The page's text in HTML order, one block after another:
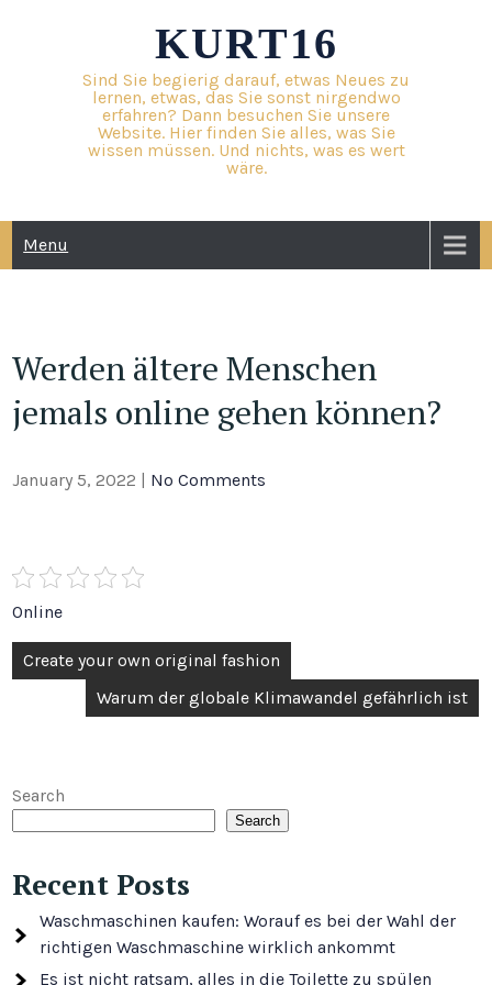
KURT16
Sind Sie begierig darauf, etwas Neues zu
lernen, etwas, das Sie sonst nirgendwo
erfahren? Dann besuchen Sie unsere
Website. Hier finden Sie alles, was Sie
wissen müssen. Und nichts, was es wert
wäre.
Menu
Werden ältere Menschen
jemals online gehen können?
January 5, 2022 | No Comments
Online
Post
navigation
Create your own original fashion
Warum der globale Klimawandel gefährlich ist
Search
Search
Recent Posts
Waschmaschinen kaufen: Worauf es bei der Wahl der
richtigen Waschmaschine wirklich ankommt
Es ist nicht ratsam, alles in die Toilette zu spülen